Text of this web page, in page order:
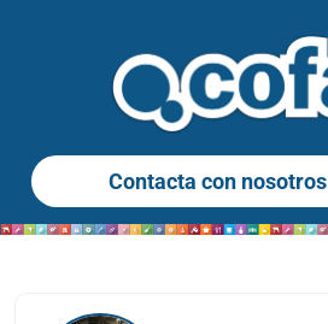
Contacta con nosotros